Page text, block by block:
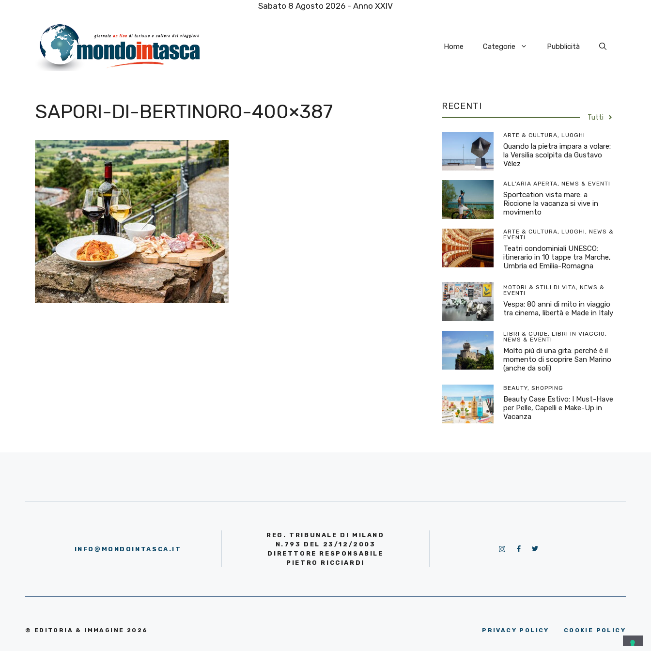
Sabato 8 Agosto 2026 - Anno XXIV
Home Categorie Pubblicità
SAPORI-DI-BERTINORO-400×387 RECENTI
Tutti
ARTE & CULTURA, LUOGHI
Quando la pietra impara a volare:
la Versilia scolpita da Gustavo
Vélez
ALL'ARIA APERTA, NEWS & EVENTI
Sportcation vista mare: a
Riccione la vacanza si vive in
movimento
ARTE & CULTURA, LUOGHI, NEWS &
EVENTI
Teatri condominiali UNESCO:
itinerario in 10 tappe tra Marche,
Umbria ed Emilia-Romagna
MOTORI & STILI DI VITA, NEWS &
EVENTI
Vespa: 80 anni di mito in viaggio
tra cinema, libertà e Made in Italy
LIBRI & GUIDE, LIBRI IN VIAGGIO,
NEWS & EVENTI
Molto più di una gita: perché è il
momento di scoprire San Marino
(anche da soli)
BEAUTY, SHOPPING
Beauty Case Estivo: I Must-Have
per Pelle, Capelli e Make-Up in
Vacanza
INFO@MONDOINTASCA.IT
REG. TRIBUNALE DI MILANO
N.793 DEL 23/12/2003
DIRETTORE RESPONSABILE
PIETRO RICCIARDI
© EDITORIA & IMMAGINE 2026 PRIVACY POLICY COOKIE POLICY